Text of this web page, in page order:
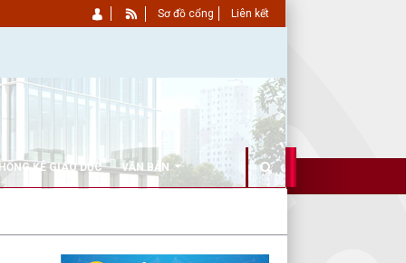
KÊ GIÁO DỤC VĂN BẢN
Sơ đồ cổng Liên kết